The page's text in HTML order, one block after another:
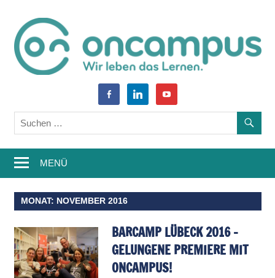
springen
oncampus-
Blog
–
Weiterbildung,
Studium,
Wissen
Learning
facebook-
alt
linkedin youtube
MENÜ
MONAT: NOVEMBER 2016
BARCAMP LÜBECK 2016 –
GELUNGENE PREMIERE MIT
ONCAMPUS!